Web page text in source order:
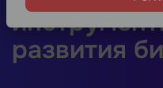
развития